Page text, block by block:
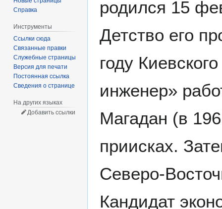
родился 15
Детство его
году
инженер»
Магадан (в
приисках.
Северо-
Кандидат
Справка
Инструменты
Ссылки сюда
Связанные правки
Служебные страницы
Версия для печати
Постоянная ссылка
Сведения о странице
На других языках
Добавить ссылки